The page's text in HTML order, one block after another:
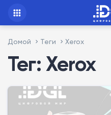
Домой Теги Xerox
Тег: Xerox